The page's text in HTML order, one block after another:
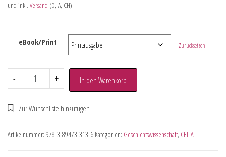
und inkl. Versand (D, A, CH)
eBook/Print Zurücksetzen
- + In den Warenkorb
Artikelnummer: 978-3-89473-313-6 Kategorien: Geschichtswissenschaft, CEILA